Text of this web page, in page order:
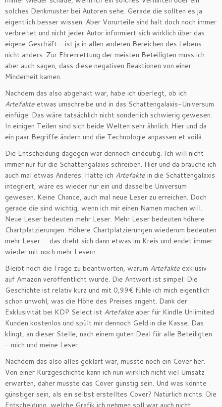
solches Denkmuster bei Autoren sehe. Gerade die sollten es ja
eigentlich besser wissen. Aber Vorurteile sind halt doch noch immer
verbreitet und nicht jeder Autor informiert sich wirklich über das
eigene Geschäft – ist ja in allen anderen Bereichen des Lebens
nicht anders. Zur Ehrenrettung der meisten Beteiligten muss ich
aber auch sagen, dass diese negativen Reaktionen von einer
Minderheit kamen.
Nachdem das also abgehakt war, habe ich überlegt, ob ich
Artefakte etwas umschreibe und in das Schattengalaxis-Universum
einfüge. Das wäre tatsächlich nicht sonderlich schwierig gewesen.
In einigen Teilen sind sich beide Welten sehr ähnlich. Hier und da
ein paar Begriffe ändern und die Technologie anpassen et voilà.
Die Entscheidung dagegen war dennoch eindeutig. Ich will nicht
immer nur für die Schattengalaxis schreiben. Hier und da brauche ich
auch mal etwas Anderes. Hätte ich Artefakte in die Schattengalaxis
integriert, wäre es wieder nur ein und dasselbe Universum
gewesen. Keine Chance, auch mal neue Leser zu erreichen. Doch
gerade die sind wichtig, wenn ich mir einen Namen machen will.
Neue Leser bedeuten mehr Leser. Mehr Leser bedeuten höhere
Chartplatzierungen. Höhere Chartplatzierungen wiederum bedeuten
mehr Leser … das dreht sich dann etwas im Kreis und endet immer
wieder mit noch mehr Lesern.
Bleibt noch die Frage zu beantworten, warum Artefakte exklusiv
auf Amazon veröffentlicht wurde. Die Antwort ist simpel: Die
Geschichte ist relativ kurz und mit 0,99€ fühle ich mich eigentlich
schon unwohl, was die Höhe des Preises angeht. Dank der
Exklusivität bei KDP Select ist Artefakte aber für Kindle Unlimited
Kunden kostenlos und spült mir dennoch Geld in die Kasse. Das
klingt, an dieser Stelle, nach einem guten Deal für alle Beteiligten
– mich und meine Leser.
Nachdem das also alles geklärt war, musste noch ein Cover her.
Von einer Kurzgeschichte kann ich nun wirklich nicht viel Umsatz
erwarten, daher musste das Cover günstig sein. Und was könnte
günstiger sein, als ein selbst erstelltes Cover? Natürlich nichts. Die
Entscheidung, welche Grafik ich nehmen soll war auch nicht